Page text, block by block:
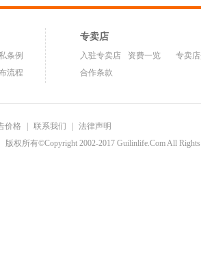
条例
流程
专卖店
入驻专卖店 资费一览
专卖
合作条款
价格 联系我们
法律声明
版权所有©Copyright 2002-2017 Guilinlife.Com All Rights